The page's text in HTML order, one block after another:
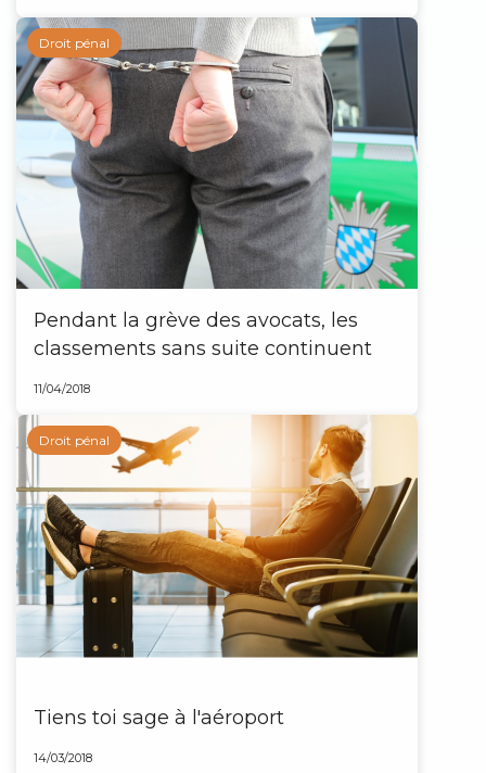
Pendant la grève des avocats, les
classements sans suite continuent
11/04/2018
Droit pénal
Tiens toi sage à l'aéroport
14/03/2018
Droit pénal